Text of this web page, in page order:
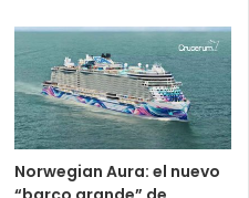
Norwegian Aura: el nuevo